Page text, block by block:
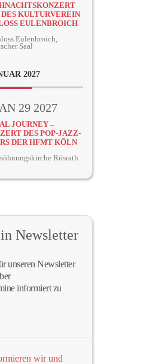
DES KULTURVEREIN
EULENBROICH
Eulenbroich,
Saal
2027
29 2027
JOURNEY –
DES POP-JAZZ-
DER HFMT KÖLN
Rösrath
Newsletter
unseren Newsletter
informiert zu
wir und